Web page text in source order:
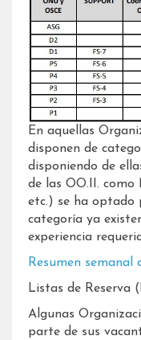
En aquellas
disponen de
disponiendo de
de las OO.II. como
etc.) se ha optado
categoría ya
experiencia
Resumen semanal
Listas de Reserva
Algunas
parte de sus